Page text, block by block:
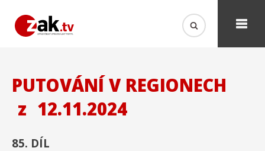
PUTOVÁNÍ V REGIONECH
z 12.11.2024
85. DÍL